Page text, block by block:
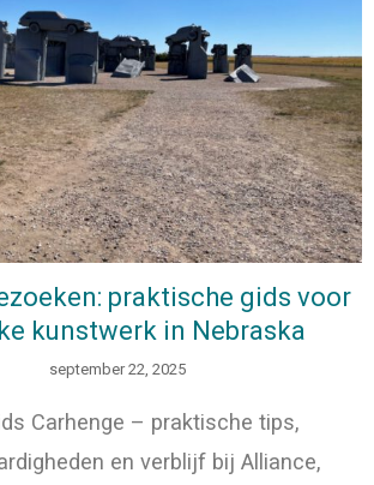
praktische gids voor
kunstwerk in Nebraska
september 22, 2025
Carhenge – praktische tips,
en verblijf bij Alliance,